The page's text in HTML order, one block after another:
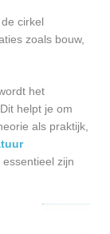
cirkel
zoals bouw,
het
helpt je om
als praktijk,
essentieel zijn